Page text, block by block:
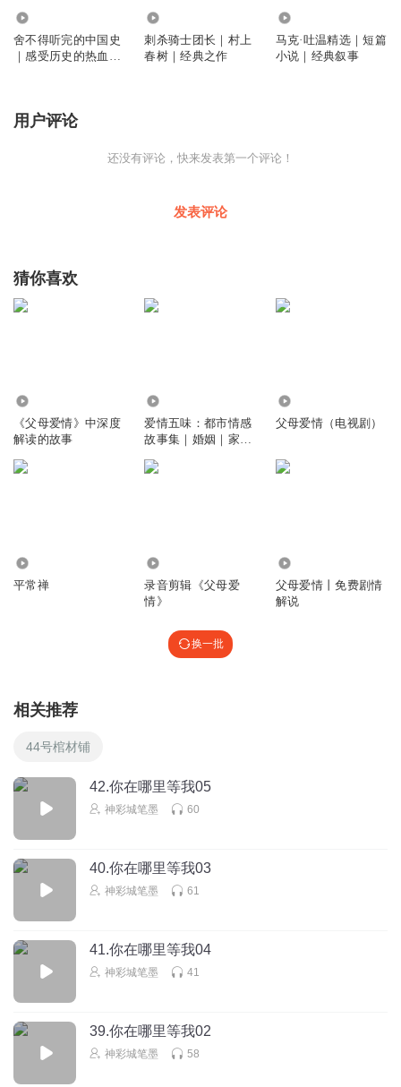
舍不得听完的中国史
｜感受历史的热血与
刺杀骑士团长｜村上
春树｜经典之作
马克·吐温精选｜短篇
小说｜经典叙事
用户评论
还没有评论，快来发表第一个评论！
发表评论
猜你喜欢
《父母爱情》中深度
解读的故事
爱情五味：都市情感
故事集｜婚姻｜家庭
父母爱情（电视剧）
平常禅
录音剪辑《父母爱
情》
父母爱情丨免费剧情
解说
换一批
相关推荐
44号棺材铺
42.你在哪里等我05
神彩城笔墨 60
40.你在哪里等我03
神彩城笔墨 61
41.你在哪里等我04
神彩城笔墨 41
39.你在哪里等我02
神彩城笔墨 58